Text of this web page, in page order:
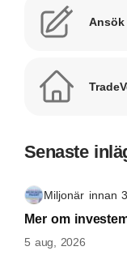
Senaste
Miljonär innan
Mer om
5 aug, 2026